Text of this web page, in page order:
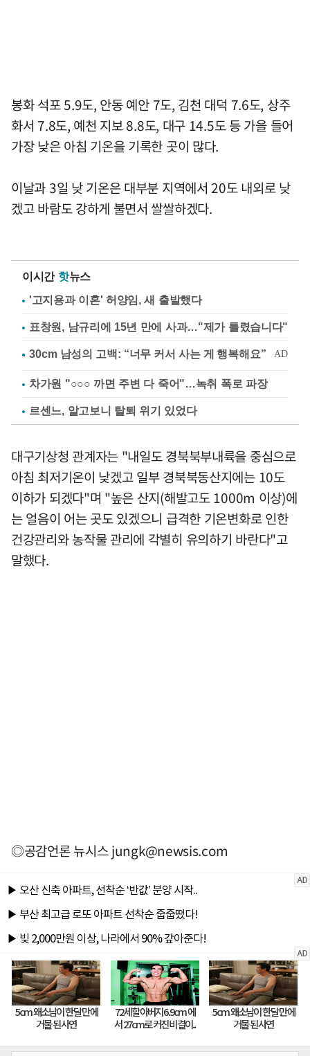
봉화 석포 5.9도, 안동 예안 7도, 김천 대덕 7.6도, 상주
화서 7.8도, 예천 지보 8.8도, 대구 14.5도 등 가을 들어
가장 낮은 아침 기온을 기록한 곳이 많다.
이날과 3일 낮 기온은 대부분 지역에서 20도 내외로 낮
겠고 바람도 강하게 불면서 쌀쌀하겠다.
이시간 핫뉴스
'고지용과 이혼' 허양임, 새 출발했다
표창원, 남규리에 15년 만에 사과…"제가 틀렸습니다"
차가원 "○○○ 까면 주변 다 죽어"…녹취 폭로 파장
르센느, 알고보니 탈퇴 위기 있었다
대구기상청 관계자는 "내일도 경북북부내륙을 중심으로
아침 최저기온이 낮겠고 일부 경북북동산지에는 10도
이하가 되겠다"며 "높은 산지(해발고도 1000m 이상)에
는 얼음이 어는 곳도 있겠으니 급격한 기온변화로 인한
건강관리와 농작물 관리에 각별히 유의하기 바란다"고
말했다.
◎공감언론 뉴시스jungk@newsis.com